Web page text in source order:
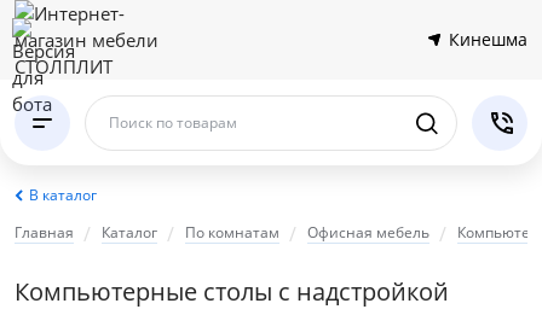
Кинешма
Поиск по товарам
В каталог
Главная
Каталог По комнатам Офисная мебель
Компьютерные столы с надстройкой